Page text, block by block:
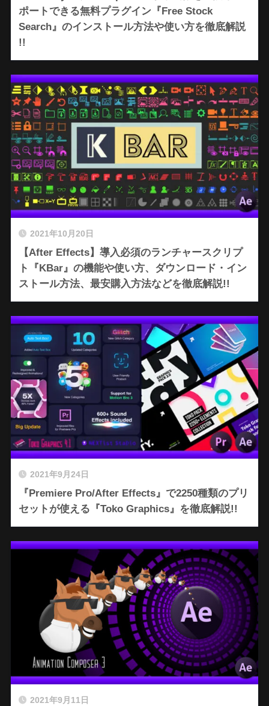
ポートできる無料プラグイン『Free Stock
Search』のインストール方法や使い方を徹底解説
!!
2021年10月20日
【After Effects】導入必須のランチャースクリプ
ト『KBar』の機能や使い方、ダウンロード・イン
ストール方法、最安購入方法などを徹底解説!!
2021年9月24日
『Premiere Pro/After Effects』で2250種類のプリ
セットが使える『Toko Graphics』を徹底解説!!
2021年9月11日